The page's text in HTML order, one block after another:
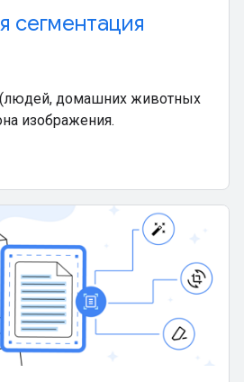
сегментация
домашних животных
изображения.